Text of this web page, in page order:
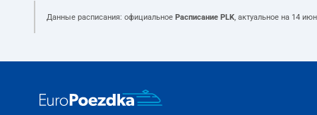
Данные расписания: официальное Расписание PLK, актуальное на 14